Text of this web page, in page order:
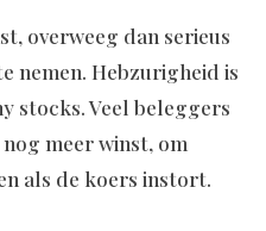
overweeg dan serieus
nemen. Hebzurigheid is
stocks. Veel beleggers
meer winst, om
als de koers instort.